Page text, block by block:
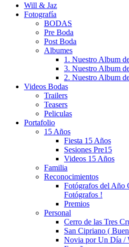
Will & Jaz
Fotografía
BODAS
Pre Boda
Post Boda
Albumes
1. Nuestro Album
3. Nuestro Album
2. Nuestro Album
Videos Bodas
Trailers
Teasers
Peliculas
Portafolio
15 Años
Fiesta 15 Años
Sesiones Pre15
Videos 15 Años
Familia
Reconocimientos
Fotógrafos del Año
Fotógrafos !
Premios
Personal
Cerro de las Tres
San Cipriano (
Novia por Un Día /